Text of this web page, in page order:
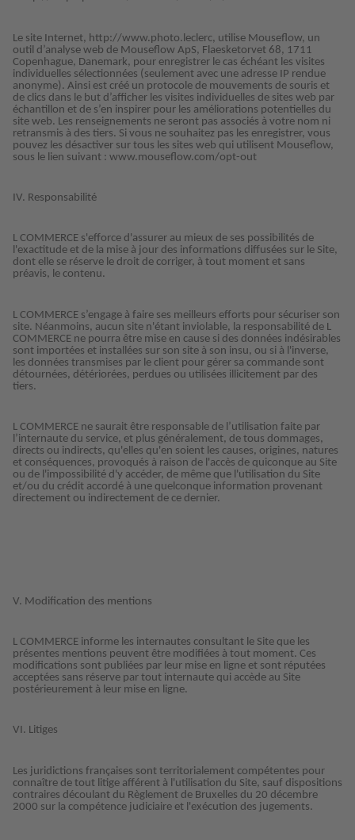
Le site Internet, http://www.photo.leclerc, utilise Mouseflow, un
outil d’analyse web de Mouseflow ApS, Flaesketorvet 68, 1711
Copenhague, Danemark, pour enregistrer le cas échéant les visites
individuelles sélectionnées (seulement avec une adresse IP rendue
anonyme). Ainsi est créé un protocole de mouvements de souris et
de clics dans le but d’afficher les visites individuelles de sites web par
échantillon et de s’en inspirer pour les améliorations potentielles du
site web. Les renseignements ne seront pas associés à votre nom ni
retransmis à des tiers. Si vous ne souhaitez pas les enregistrer, vous
pouvez les désactiver sur tous les sites web qui utilisent Mouseflow,
sous le lien suivant : www.mouseflow.com/opt-out
IV. Responsabilité
L COMMERCE s'efforce d'assurer au mieux de ses possibilités de
l'exactitude et de la mise à jour des informations diffusées sur le Site,
dont elle se réserve le droit de corriger, à tout moment et sans
préavis, le contenu.
L COMMERCE s’engage à faire ses meilleurs efforts pour sécuriser son
site. Néanmoins, aucun site n'étant inviolable, la responsabilité de L
COMMERCE ne pourra être mise en cause si des données indésirables
sont importées et installées sur son site à son insu, ou si à l'inverse,
les données transmises par le client pour gérer sa commande sont
détournées, détériorées, perdues ou utilisées illicitement par des
tiers.
L COMMERCE ne saurait être responsable de l’utilisation faite par
l’internaute du service, et plus généralement, de tous dommages,
directs ou indirects, qu'elles qu'en soient les causes, origines, natures
et conséquences, provoqués à raison de l'accès de quiconque au Site
ou de l'impossibilité d'y accéder, de même que l'utilisation du Site
et/ou du crédit accordé à une quelconque information provenant
directement ou indirectement de ce dernier.
V. Modification des mentions
L COMMERCE informe les internautes consultant le Site que les
présentes mentions peuvent être modifiées à tout moment. Ces
modifications sont publiées par leur mise en ligne et sont réputées
acceptées sans réserve par tout internaute qui accède au Site
postérieurement à leur mise en ligne.
VI. Litiges
Les juridictions françaises sont territorialement compétentes pour
connaître de tout litige afférent à l'utilisation du Site, sauf dispositions
contraires découlant du Règlement de Bruxelles du 20 décembre
2000 sur la compétence judiciaire et l'exécution des jugements.